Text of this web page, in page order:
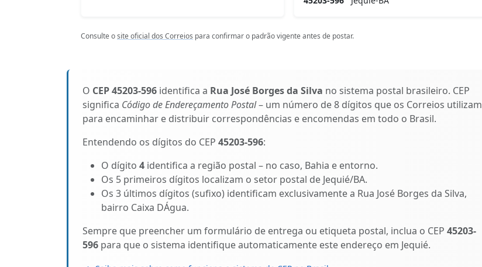
Consulte osite oficial dos Correios para confirmar o padrão vigente antes de postar.
O CEP 45203-596 identifica a Rua José Borges da Silva no sistema postal brasileiro. CEP
significa Código de Endereçamento Postal– um número de 8 dígitos que os Correios utilizam
para encaminhar e distribuir correspondências e encomendas em todo o Brasil.
Entendendo os dígitos do CEP 45203-596:
O dígito 4 identifica a região postal – no caso, Bahia e entorno.
Os 5 primeiros dígitos localizam o setor postal de Jequié/BA.
Os 3 últimos dígitos (sufixo) identificam exclusivamente a Rua José Borges da Silva,
bairro Caixa DÁgua.
Sempre que preencher um formulário de entrega ou etiqueta postal, inclua o CEP 45203-
596 para que o sistema identifique automaticamente este endereço em Jequié.